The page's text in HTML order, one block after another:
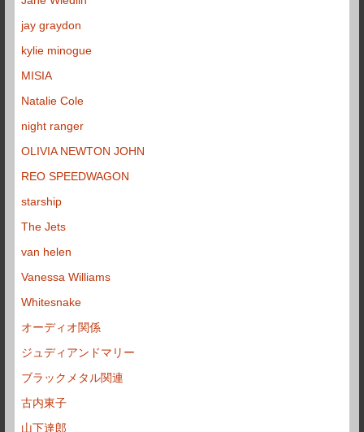
jay graydon
kylie minogue
MISIA
Natalie Cole
night ranger
OLIVIA NEWTON JOHN
REO SPEEDWAGON
starship
The Jets
van helen
Vanessa Williams
Whitesnake
オーディオ関係
ジュディアンドマリー
ブラックメタル関連
古内東子
山下達郎